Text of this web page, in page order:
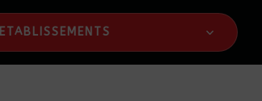
ETABLISSEMENTS